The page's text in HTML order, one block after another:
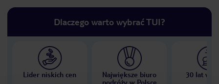
Dlaczego warto wybrać TUI?
Lider niskich cen
Największe biuro
podróży w Polsce
30 lat w